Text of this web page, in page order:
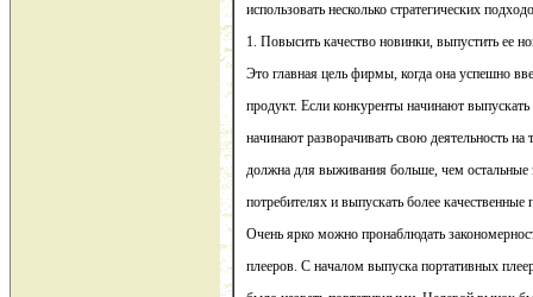
использовать несколько стратегических
1. Повысить качество новинки, выпустить ее
Это главная цель фирмы, когда она успешно
продукт. Если конкуренты начинают
начинают разворачивать свою деятельность
должна для выживания больше, чем остальные
потребителях и выпускать более качественные
Очень ярко можно пронаблюдать
плееров. С началом выпуска портативных